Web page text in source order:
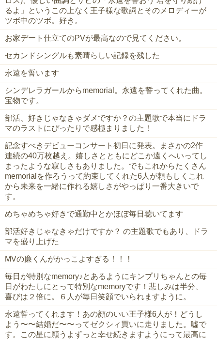
るよ」というこの上なく王子様な歌詞とそのメロディーが
ツボ中のツボ。好き。
お家デート仕立てのPVが最高なので見てください。
セカンドシングルも素晴らしい記録を残した
永遠を誓います
シンデレラガールからmemorial。永遠を誓ってくれた曲。
宝物です。
部活、好きじゃなきゃダメですか？の主題歌で本当にドラ
マのラストにぴったりで感極まりました！
記念すべきデビューコンサート初日に発表。まさかの2作
連続の40万枚越え。嬉しさとともにどこか遠くへいってし
まったような寂しさもありました。でもこれからたくさん
memorialを作ろうって約束してくれた6人が頼もしくこれ
から未来を一緒に作れる嬉しさがやっぱり一番大きいで
す。
めちゃめちゃ好きで通勤中とかほぼ毎日聴いてます
部活好きじゃなきゃだけですか？ の主題歌でもあり、ドラ
マを盛り上げた
MVの廉くんがかっこよすぎる！！！
毎日が特別なmemory♪とあるようにキンプリちゃんとの毎
日がわたしにとって特別なmemoryです！悲しみは半分、
喜びは２倍に。６人が毎日笑顔でいられますように。
永遠誓ってくれます！あの顔のいい王子様6人が！どうし
よう〜〜結婚だ〜〜ってゼクシィ買いに走りました。嘘で
す。この星に願うよずっと幸せ続きますようにって最高に